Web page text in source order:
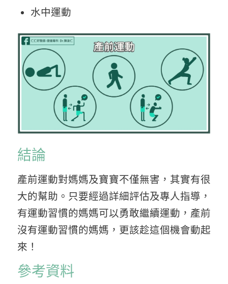
水中運動
結論
產前運動對媽媽及寶寶不僅無害，其實有很
大的幫助。只要經過詳細評估及專人指導，
有運動習慣的媽媽可以勇敢繼續運動，產前
沒有運動習慣的媽媽，更該趁這個機會動起
來！
參考資料